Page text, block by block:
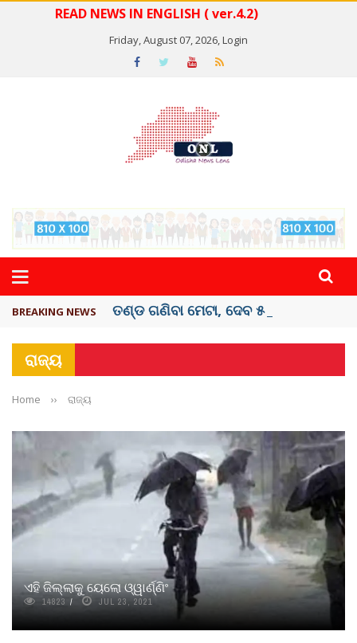
READ NEWS IN ENGLISH ( ver.4.2)
Friday, August 07, 2026,Login
BREAKING NEWS ତଣ୍ଡ ଗଣିବା ମେଟା, ଦେବ ୫ ହଜାର କୋଟିର
ରାଜ୍ୟ
Home ›› ରାଜ୍ୟ
ଏହି ଜିଲ୍ଲାକୁ ୟେଲୋ ଓ୍ୱାର୍ଣ୍ଣିଂ
14823 JUL 23, 2021